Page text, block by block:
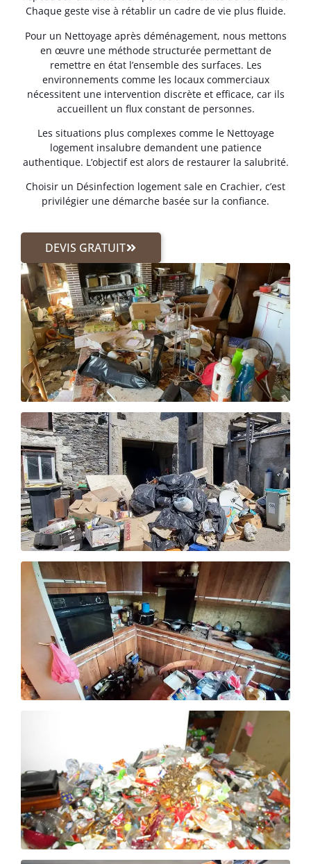
Chaque geste vise à rétablir un cadre de vie plus fluide.
Pour un Nettoyage après déménagement, nous mettons
en œuvre une méthode structurée permettant de
remettre en état l’ensemble des surfaces. Les
environnements comme les locaux commerciaux
nécessitent une intervention discrète et efficace, car ils
accueillent un flux constant de personnes.
Les situations plus complexes comme le Nettoyage
logement insalubre demandent une patience
authentique. L’objectif est alors de restaurer la salubrité.
Choisir un Désinfection logement sale en Crachier, c’est
privilégier une démarche basée sur la confiance.
DEVIS GRATUIT